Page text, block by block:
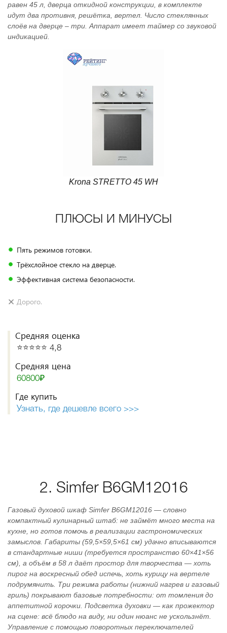
равен 45 л, дверца откидной конструкции, в комплекте
идут два противня, решётка, вертел. Число стеклянных
слоёв на дверце – три. Аппарат имеет таймер со звуковой
индикацией.
Krona STRETTO 45 WH
ПЛЮСЫ И МИНУСЫ
Пять режимов готовки.
Трёхслойное стекло на дверце.
Эффективная система безопасности.
Дорого.
Средняя оценка
⭐️⭐️⭐️⭐️⭐️ 4,8
Средняя цена
60800₽
Где купить
Узнать, где дешевле всего >>>
2. Simfer B6GM12016
Газовый духовой шкаф Simfer B6GM12016 — словно
компактный кулинарный штаб: не займёт много места на
кухне, но готов помочь в реализации гастрономических
замыслов. Габариты (59,5×59,5×61 см) удачно вписываются
в стандартные ниши (требуется пространство 60×41×56
см), а объём в 58 л даёт простор для творчества — хоть
пирог на воскресный обед испечь, хоть курицу на вертеле
подрумянить. Три режима работы (нижний нагрев и газовый
гриль) покрывают базовые потребности: от томления до
аппетитной корочки. Подсветка духовки — как прожектор
на сцене: всё блюдо на виду, ни один нюанс не ускользнёт.
Управление с помощью поворотных переключателей